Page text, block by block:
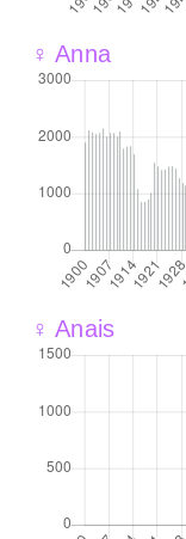
♀ Anna
♀ Anais